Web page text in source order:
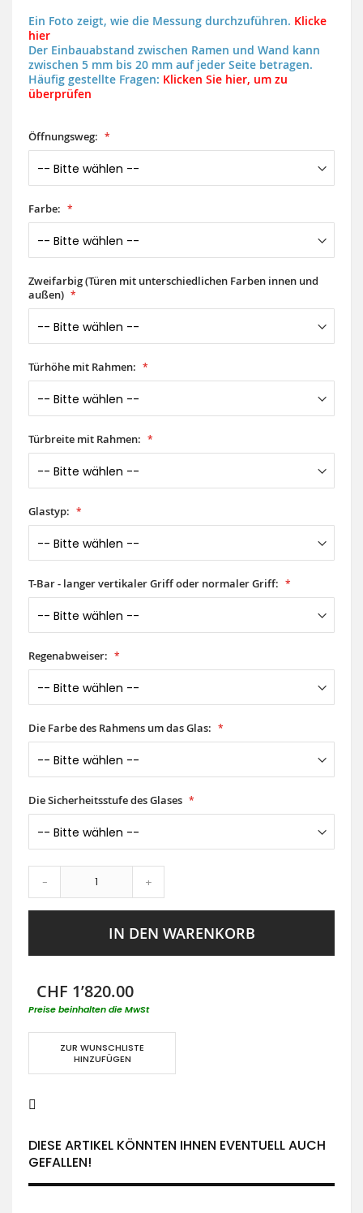
Ein Foto zeigt, wie die Messung durchzuführen. Klicke
hier
Der Einbauabstand zwischen Ramen und Wand kann
zwischen 5 mm bis 20 mm auf jeder Seite betragen.
Häufig gestellte Fragen: Klicken Sie hier, um zu
überprüfen
Öffnungsweg:
Farbe:
Zweifarbig (Türen mit unterschiedlichen Farben innen und
außen)
Türhöhe mit Rahmen:
Türbreite mit Rahmen:
Glastyp:
T-Bar - langer vertikaler Griff oder normaler Griff:
Regenabweiser:
Die Farbe des Rahmens um das Glas:
Die Sicherheitsstufe des Glases
- +
IN DEN WARENKORB
CHF 1’820.00
Preise beinhalten die MwSt
ZUR WUNSCHLISTE
HINZUFÜGEN
DIESE ARTIKEL KÖNNTEN IHNEN EVENTUELL AUCH
GEFALLEN!